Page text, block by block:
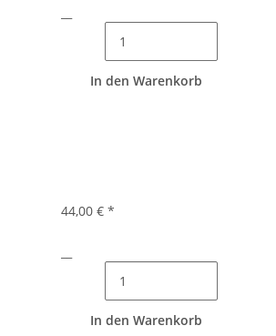
In den Warenkorb
44,00 € *
In den Warenkorb